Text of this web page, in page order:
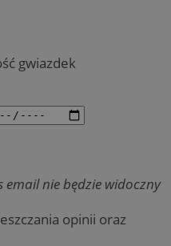
gwiazdek
email nie będzie widoczny
opinii oraz